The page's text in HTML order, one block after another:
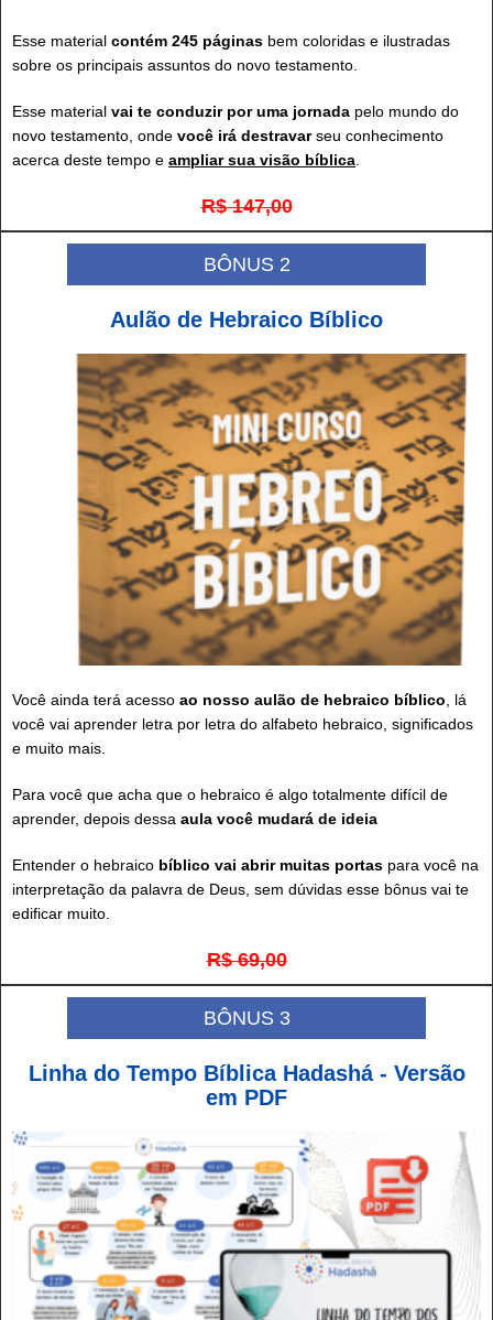
Esse material contém 245 páginas bem coloridas e ilustradas
sobre os principais assuntos do novo testamento.
Esse material vai te conduzir por uma jornada pelo mundo do
novo testamento, onde você irá destravarseu conhecimento
acerca deste tempo e ampliar sua visão bíblica
R$ 147,00
BÔNUS 2
Aulão de Hebraico Bíblico
Você ainda terá acesso ao nosso aulão de hebraico bíblico , lá
você vai aprender letra por letra do alfabeto hebraico, significados
e muito mais.
Para você que acha que o hebraico é algo totalmente difícil de
aprender, depois dessa aula você mudará de ideia
Entender o hebraico bíblico vai abrir muitas portas para você na
interpretação da palavra de Deus, sem dúvidas esse bônus vai te
edificar muito.
R$ 69,00
BÔNUS 3
Linha do Tempo Bíblica Hadashá - Versão
em PDF